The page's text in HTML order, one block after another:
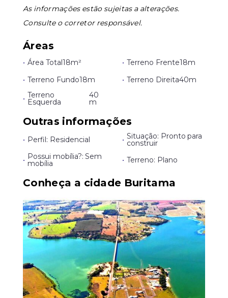
As informações estão sujeitas a alterações.
Consulte o corretor responsável.
Áreas
• Área Total18m² • Terreno Frente18m
• Terreno Fundo18m • Terreno Direita40m
• Terreno
Esquerda
40
m
Outras informações
• Perfil: Residencial • Situação: Pronto para
construir
• Possui mobília?: Sem
mobília • Terreno: Plano
Conheça a cidade Buritama